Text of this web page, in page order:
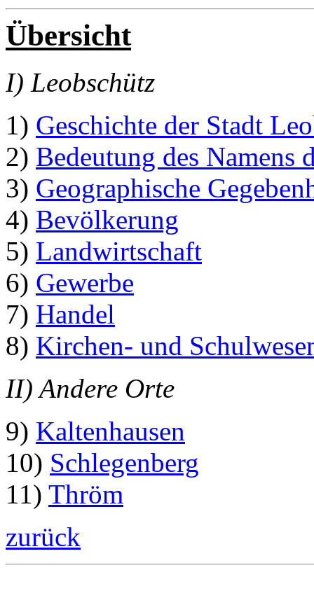
Übersicht
I) Leobschütz
1) Geschichte der Stadt
2) Bedeutung des Namens
3) Geographische
4) Bevölkerung
5) Landwirtschaft
6) Gewerbe
7) Handel
8) Kirchen- und
II) Andere Orte
9) Kaltenhausen
10) Schlegenberg
11) Thröm
zurück